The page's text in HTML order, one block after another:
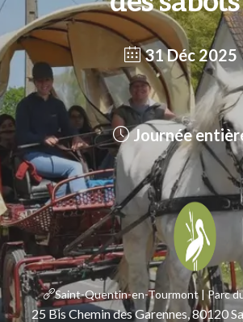
31 Déc 2025
Journée
Saint-Quentin-en-Tourmont | Parc
25 Bis Chemin des Garennes, 80120